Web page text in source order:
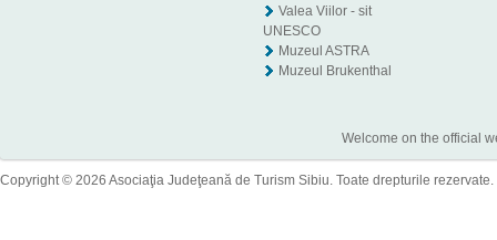
Valea Viilor - sit
UNESCO
Muzeul ASTRA
Muzeul Brukenthal
Welcome on the official
Copyright © 2026 Asociaţia Judeţeană de Turism Sibiu. Toate drepturile rezervate.